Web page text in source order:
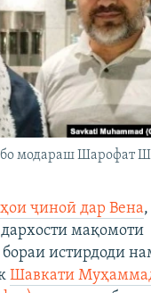
модараш Шарофат
ҷиноӣ дар Вена,
мақомоти
истирдоди
Шавкати